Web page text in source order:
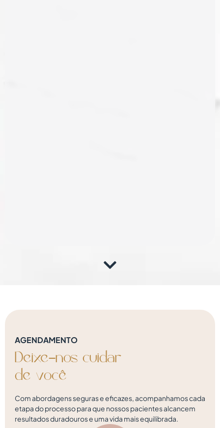
AGENDAMENTO
Deixe-nos cuidar
de você
Com abordagens seguras e eficazes, acompanhamos cada
etapa do processo para que nossos pacientes alcancem
resultados duradouros e uma vida mais equilibrada.